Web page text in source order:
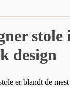
design
er blandt de